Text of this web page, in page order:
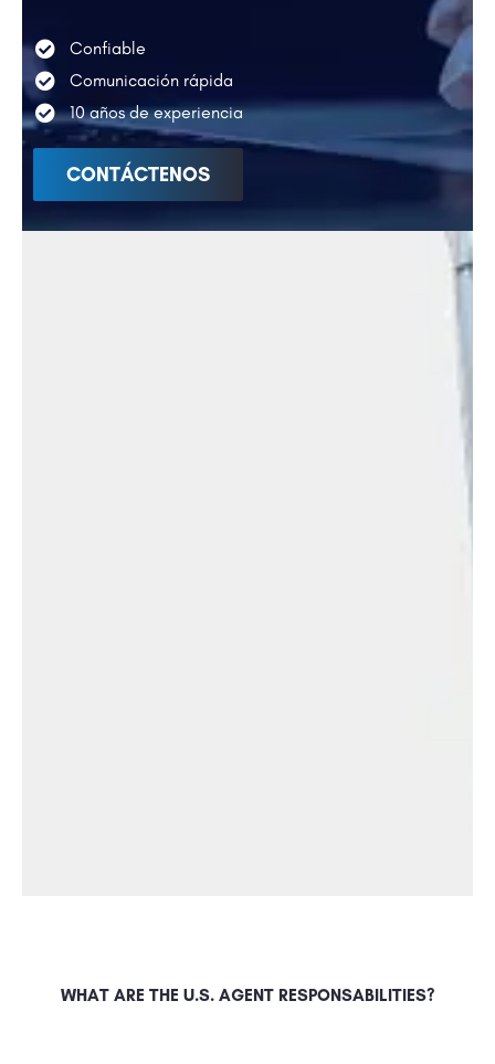
Confiable
Comunicación rápida
10 años de experiencia
CONTÁCTENOS
WHAT ARE THE U.S. AGENT RESPONSABILITIES?